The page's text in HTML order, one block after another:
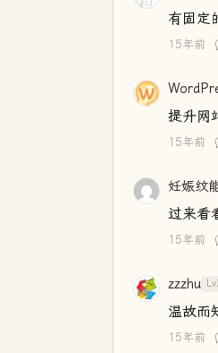
有固定
15年前
提升网
15年前
妊娠纹
过来看
15年前
zzzhu
温故而
15年前